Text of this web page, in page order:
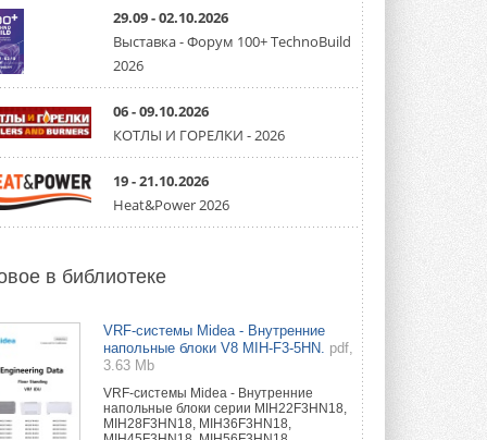
охлаждения для ЦОД
Mitsubishi Electric создаёт в США новую
компанию MEHITS US Inc. ...
31 ИЮЛЯ 2026
США запретили использование
иностранных инверторов
комиссия по связи США (FCC) обновила
свой специальный перечень Covered ...
31 ИЮЛЯ 2026
солнечные панели в МКД
30 ИЮЛЯ 2026
Канальные вентиляторы с ЕС-
двигателями Sysimple TRS EC
Poti
Новинка от Системэйр —
29.09 - 02.10.2026
Выставка - Форум 100+ TechnoBuild
2026
06 - 09.10.2026
КОТЛЫ И ГОРЕЛКИ - 2026
19 - 21.10.2026
Heat&Power 2026
в библиотеке
VRF-системы Midea - Внутренние
напольные блоки V8 MIH-F3-5HN. pdf,
3.63 Mb
VRF-системы Midea - Внутренние
напольные блоки серии MIH22F3HN18,
MIH28F3HN18, MIH36F3HN18,